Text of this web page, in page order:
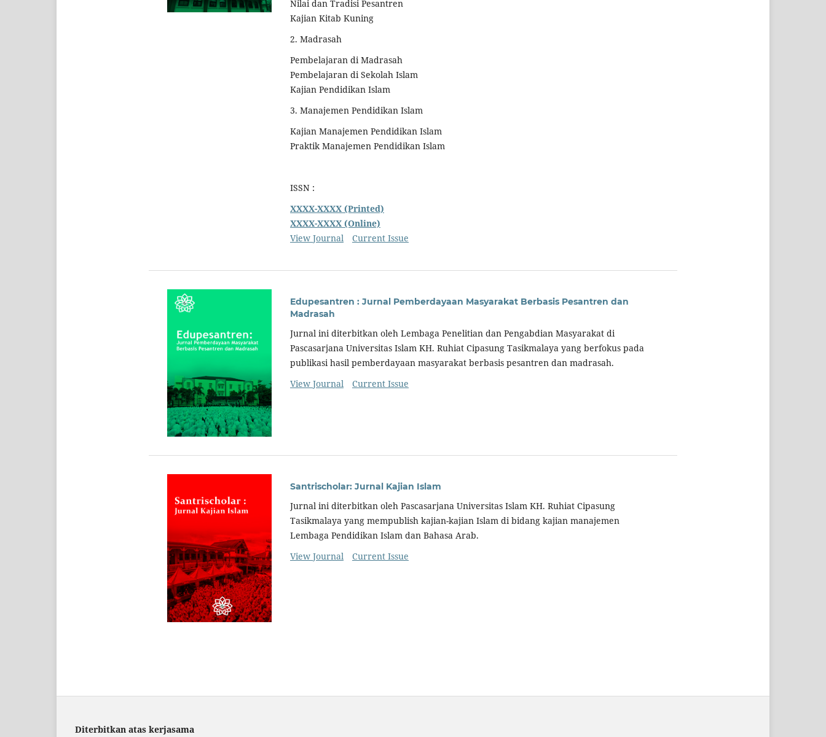
Nilai dan Tradisi Pesantren
Kajian Kitab Kuning
2. Madrasah
Pembelajaran di Madrasah
Pembelajaran di Sekolah Islam
Kajian Pendidikan Islam
3. Manajemen Pendidikan Islam
Kajian Manajemen Pendidikan Islam
Praktik Manajemen Pendidikan Islam
ISSN :
XXXX-XXXX (Printed)
XXXX-XXXX (Online)
View Journal
Current Issue
Edupesantren : Jurnal Pemberdayaan Masyarakat Berbasis Pesantren dan
Madrasah
Jurnal ini diterbitkan oleh Lembaga Penelitian dan Pengabdian Masyarakat di
Pascasarjana Universitas Islam KH. Ruhiat Cipasung Tasikmalaya yang berfokus pada
publikasi hasil pemberdayaan masyarakat berbasis pesantren dan madrasah.
View Journal
Current Issue
Santrischolar: Jurnal Kajian Islam
Jurnal ini diterbitkan oleh Pascasarjana Universitas Islam KH. Ruhiat Cipasung
Tasikmalaya yang mempublish kajian-kajian Islam di bidang kajian manajemen
Lembaga Pendidikan Islam dan Bahasa Arab.
View Journal
Current Issue
Diterbitkan atas kerjasama